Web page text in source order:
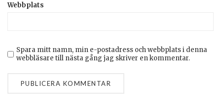
Webbplats
Spara mitt namn, min e-postadress och webbplats i denna
webbläsare till nästa gång jag skriver en kommentar.